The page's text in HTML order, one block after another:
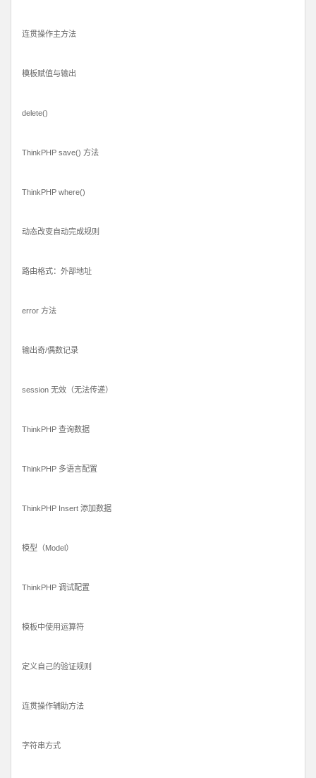
连贯操作主方法
模板赋值与输出
delete()
ThinkPHP save() 方法
ThinkPHP where()
动态改变自动完成规则
路由格式：外部地址
error 方法
输出奇/偶数记录
session 无效（无法传递）
ThinkPHP 查询数据
ThinkPHP 多语言配置
ThinkPHP Insert 添加数据
模型（Model）
ThinkPHP 调试配置
模板中使用运算符
定义自己的验证规则
连贯操作辅助方法
字符串方式